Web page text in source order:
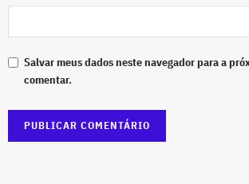
Salvar meus dados neste navegador para a
comentar.